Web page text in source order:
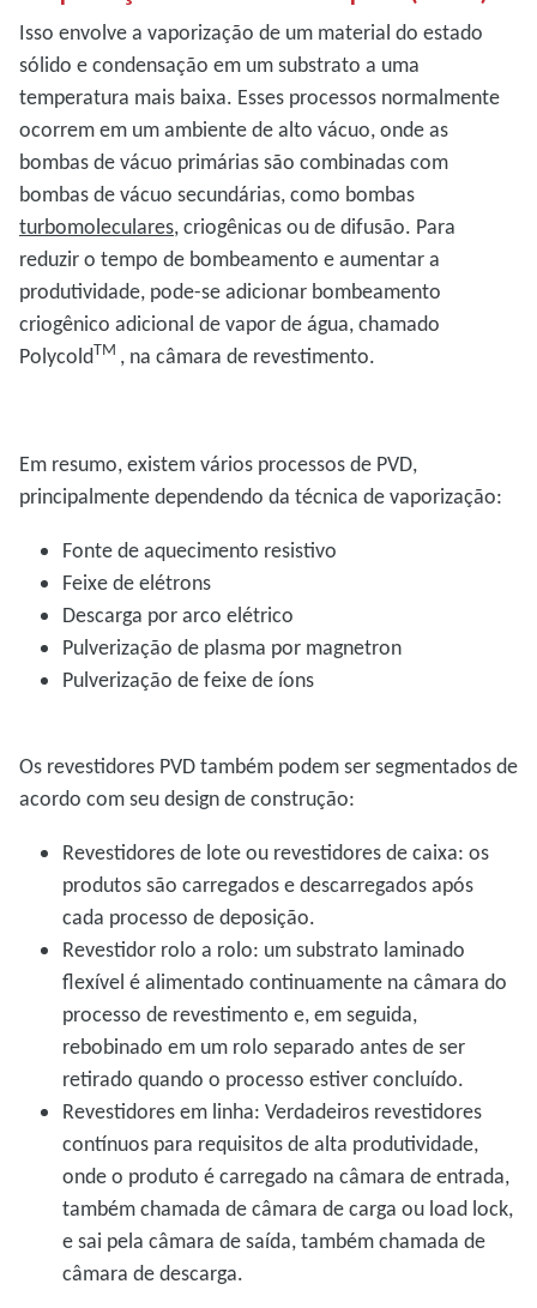
Isso envolve a vaporização de um material do estado
sólido e condensação em um substrato a uma
temperatura mais baixa. Esses processos normalmente
ocorrem em um ambiente de alto vácuo, onde as
bombas de vácuo primárias são combinadas com
bombas de vácuo secundárias, como bombas
turbomoleculares, criogênicas ou de difusão. Para
reduzir o tempo de bombeamento e aumentar a
produtividade, pode-se adicionar bombeamento
criogênico adicional de vapor de água, chamado
PolycoldTM , na câmara de revestimento.
Em resumo, existem vários processos de PVD,
principalmente dependendo da técnica de vaporização:
Fonte de aquecimento resistivo
Feixe de elétrons
Descarga por arco elétrico
Pulverização de plasma por magnetron
Pulverização de feixe de íons
Os revestidores PVD também podem ser segmentados de
acordo com seu design de construção:
Revestidores de lote ou revestidores de caixa: os
produtos são carregados e descarregados após
cada processo de deposição.
Revestidor rolo a rolo: um substrato laminado
flexível é alimentado continuamente na câmara do
processo de revestimento e, em seguida,
rebobinado em um rolo separado antes de ser
retirado quando o processo estiver concluído.
Revestidores em linha: Verdadeiros revestidores
contínuos para requisitos de alta produtividade,
onde o produto é carregado na câmara de entrada,
também chamada de câmara de carga ou load lock,
e sai pela câmara de saída, também chamada de
câmara de descarga.